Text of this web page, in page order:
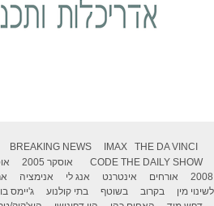
BREAKING NEWS IMAX
THE DA VINCI
CODE THE DAILY SHOW אוסקר 2005
2008
אורחים אינטרנט אנג לי אנימציה
לשינוי מין
בקרוב בשוטף בתי קולנוע ג'יימס